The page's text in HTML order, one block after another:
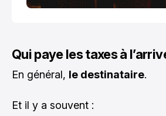
Qui paye les taxes à
En général, le destinataire.
Et il y a souvent :